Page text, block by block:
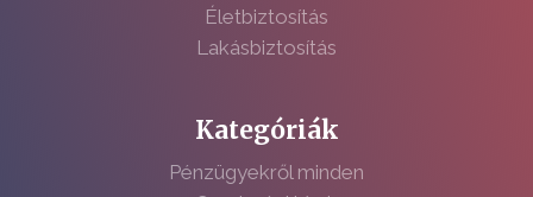
Életbiztosítás
Lakásbiztosítás
Kategóriák
Pénzügyekről minden